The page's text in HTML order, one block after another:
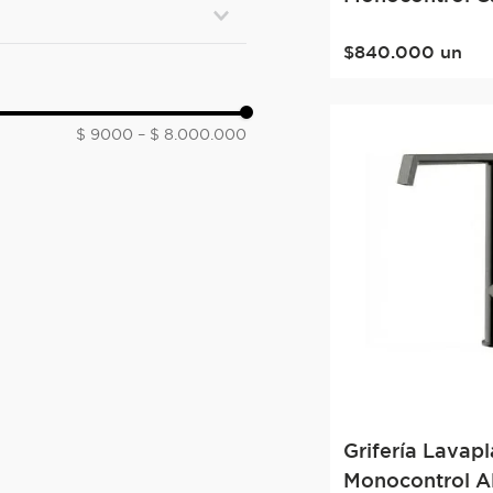
$ 9000 – $ 8.000.000
$840.000 un
Grifería
Monocontrol